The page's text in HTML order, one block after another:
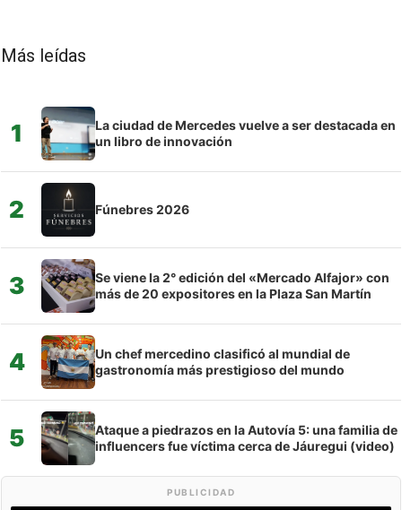
Más leídas
1
La ciudad de Mercedes vuelve a ser destacada en
un libro de innovación
2 Fúnebres 2026
3
Se viene la 2° edición del «Mercado Alfajor» con
más de 20 expositores en la Plaza San Martín
4
Un chef mercedino clasificó al mundial de
gastronomía más prestigioso del mundo
5
Ataque a piedrazos en la Autovía 5: una familia de
influencers fue víctima cerca de Jáuregui (video)
PUBLICIDAD